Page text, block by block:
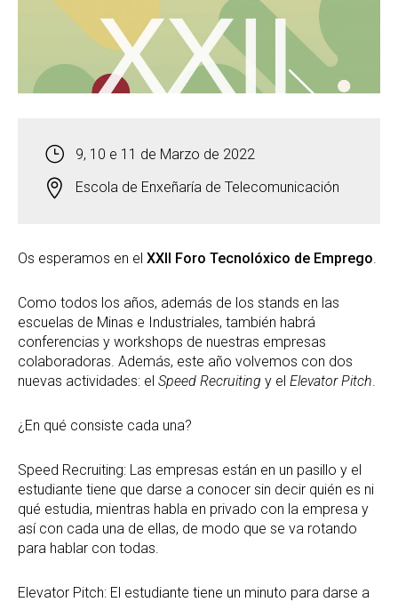
9, 10 e 11 de Marzo de 2022
Escola de Enxeñaría de Telecomunicación
Os esperamos en el XXII Foro Tecnolóxico de Emprego.
Como todos los años, además de los stands en las
escuelas de Minas e Industriales, también habrá
conferencias y workshops de nuestras empresas
colaboradoras. Además, este año volvemos con dos
nuevas actividades: el Speed Recruiting y el Elevator Pitch.
¿En qué consiste cada una?
Speed Recruiting: Las empresas están en un pasillo y el
estudiante tiene que darse a conocer sin decir quién es ni
qué estudia, mientras habla en privado con la empresa y
así con cada una de ellas, de modo que se va rotando
para hablar con todas.
Elevator Pitch: El estudiante tiene un minuto para darse a